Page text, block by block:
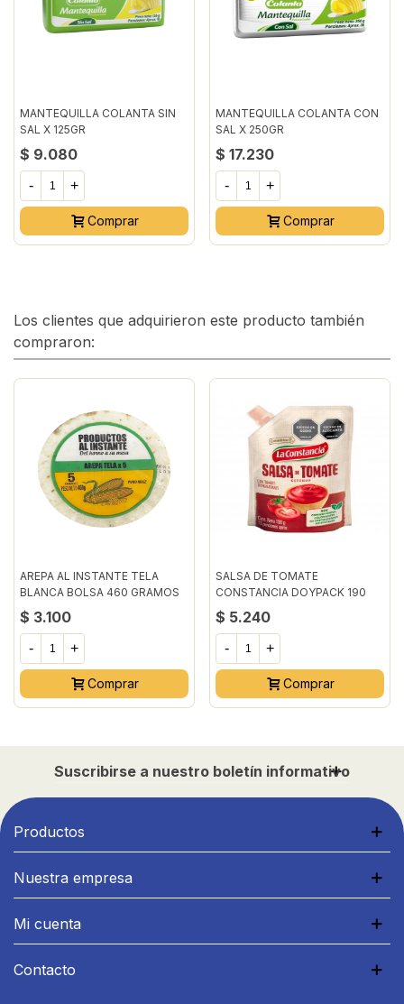
MANTEQUILLA COLANTA SIN
SAL X 125GR
$ 9.080
- +
Comprar
MANTEQUILLA COLANTA CON
SAL X 250GR
$ 17.230
- +
Comprar
Los clientes que adquirieron este producto también
compraron:
AREPA AL INSTANTE TELA
BLANCA BOLSA 460 GRAMOS
$ 3.100
- +
Comprar
SALSA DE TOMATE
CONSTANCIA DOYPACK 190
GRAMOS
$ 5.240
- +
Comprar
Suscribirse a nuestro boletín informativo
Productos
Nuestra empresa
Mi cuenta
Contacto